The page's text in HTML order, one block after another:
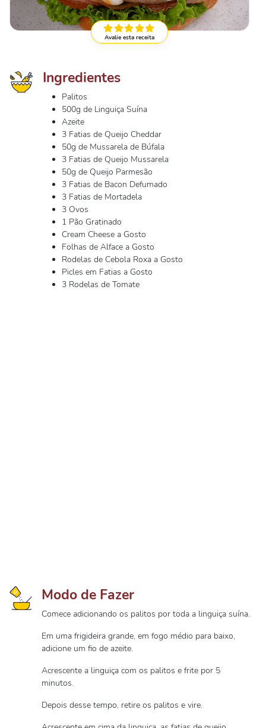
Avalie esta receita
Ingredientes
Palitos
500g de Linguiça Suína
Azeite
3 Fatias de Queijo Cheddar
50g de Mussarela de Búfala
3 Fatias de Queijo Mussarela
50g de Queijo Parmesão
3 Fatias de Bacon Defumado
3 Fatias de Mortadela
3 Ovos
1 Pão Gratinado
Cream Cheese a Gosto
Folhas de Alface a Gosto
Rodelas de Cebola Roxa a Gosto
Picles em Fatias a Gosto
3 Rodelas de Tomate
Modo de Fazer
Comece adicionando os palitos por toda a linguiça suína.
Em uma frigideira grande, em fogo médio para baixo,
adicione um fio de azeite.
Acrescente a linguiça com os palitos e frite por 5
minutos.
Depois desse tempo, retire os palitos e vire.